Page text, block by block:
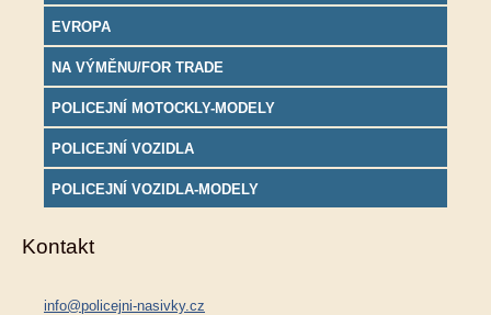
EVROPA
NA VÝMĚNU/FOR TRADE
POLICEJNÍ MOTOCKLY-MODELY
POLICEJNÍ VOZIDLA
POLICEJNÍ VOZIDLA-MODELY
Kontakt
info@policejni-nasivky.cz